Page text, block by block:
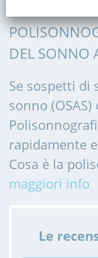
DEL SONNO
Se sospetti di
sonno
rapidamente
Cosa è la
maggiori info
Le